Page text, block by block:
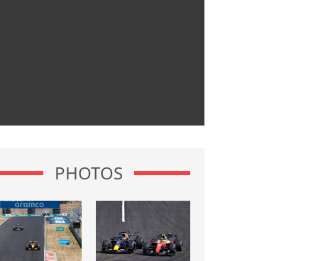
PHOTOS